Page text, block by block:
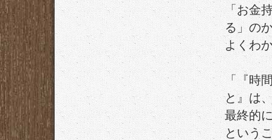
「お金
る」の
よくわ
「『時
と』は
最終的
という